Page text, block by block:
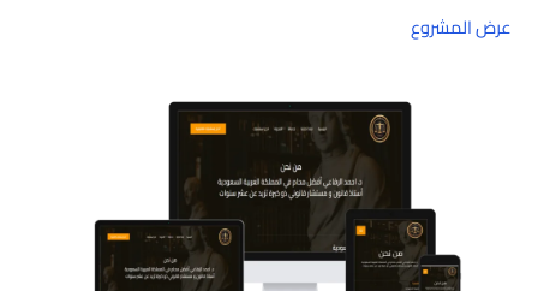
عرض المشروع